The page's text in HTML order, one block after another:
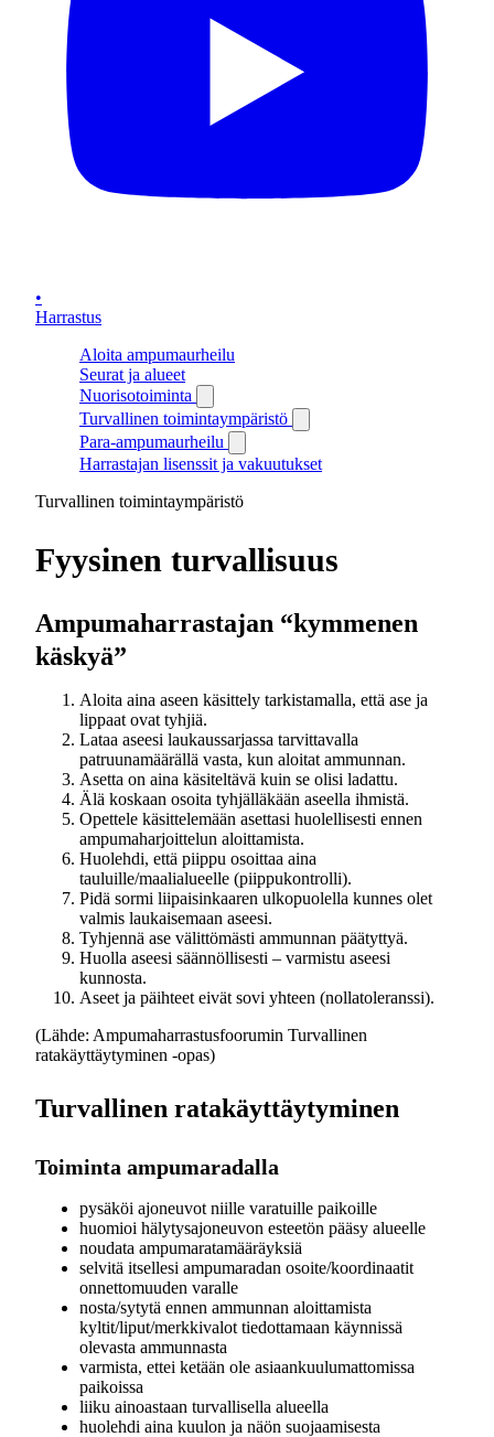
•
Harrastus
Aloita ampumaurheilu
Seurat ja alueet
Nuorisotoiminta
Turvallinen toimintaympäristö
Para-ampumaurheilu
Harrastajan lisenssit ja vakuutukset
Turvallinen toimintaympäristö
Fyysinen turvallisuus
Ampumaharrastajan “kymmenen
käskyä”
Aloita aina aseen käsittely tarkistamalla, että ase ja
lippaat ovat tyhjiä.
Lataa aseesi laukaussarjassa tarvittavalla
patruunamäärällä vasta, kun aloitat ammunnan.
Asetta on aina käsiteltävä kuin se olisi ladattu.
Älä koskaan osoita tyhjälläkään aseella ihmistä.
Opettele käsittelemään asettasi huolellisesti ennen
ampumaharjoittelun aloittamista.
Huolehdi, että piippu osoittaa aina
tauluille/maalialueelle (piippukontrolli).
Pidä sormi liipaisinkaaren ulkopuolella kunnes olet
valmis laukaisemaan aseesi.
Tyhjennä ase välittömästi ammunnan päätyttyä.
Huolla aseesi säännöllisesti – varmistu aseesi
kunnosta.
Aseet ja päihteet eivät sovi yhteen (nollatoleranssi).
(Lähde: Ampumaharrastusfoorumin Turvallinen
ratakäyttäytyminen -opas)
Turvallinen ratakäyttäytyminen
Toiminta ampumaradalla
pysäköi ajoneuvot niille varatuille paikoille
huomioi hälytysajoneuvon esteetön pääsy alueelle
noudata ampumaratamääräyksiä
selvitä itsellesi ampumaradan osoite/koordinaatit
onnettomuuden varalle
nosta/sytytä ennen ammunnan aloittamista
kyltit/liput/merkkivalot tiedottamaan käynnissä
olevasta ammunnasta
varmista, ettei ketään ole asiaankuulumattomissa
paikoissa
liiku ainoastaan turvallisella alueella
huolehdi aina kuulon ja näön suojaamisesta